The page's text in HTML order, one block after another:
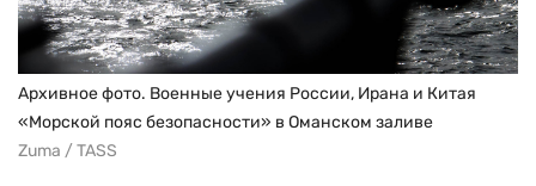
Архивное фото. Военные учения России, Ирана и Китая
«Морской пояс безопасности» в Оманском заливе
Zuma / TASS